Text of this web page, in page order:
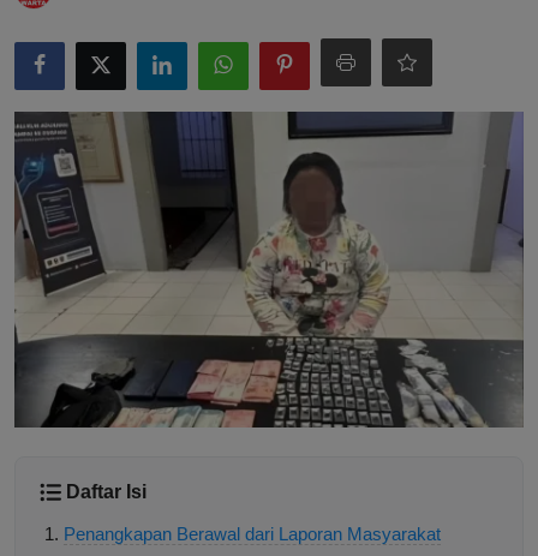
Daftar Isi
Penangkapan Berawal dari Laporan Masyarakat